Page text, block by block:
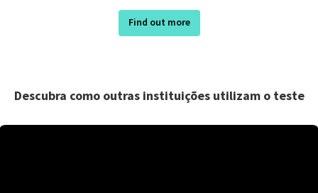
Find out more
Descubra como outras instituições utilizam o teste